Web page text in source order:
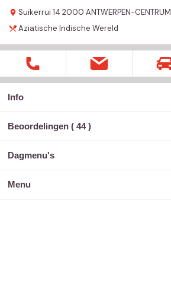
Suikerrui 14 2000 ANTWERPEN-CENTRUM
Aziatische Indische Wereld
Info
Beoordelingen ( 44)
dagmenu's
menu